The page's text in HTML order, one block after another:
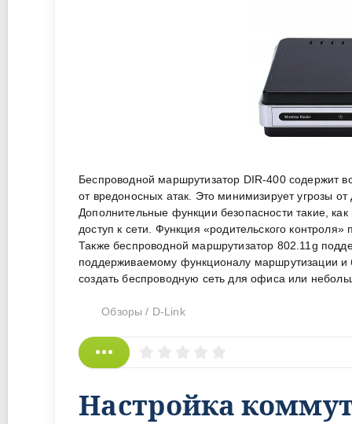
Беспроводной маршрутизатор DIR-400 содержит
от вредоносных атак. Это минимизирует угрозы
Дополнительные функции безопасности такие,
доступ к сети. Функция «родительского
Также беспроводной маршрутизатор 802.11g
поддерживаемому функционалу маршрутизации и
создать беспроводную сеть для офиса или
Обзоры / D-Link
Настройка